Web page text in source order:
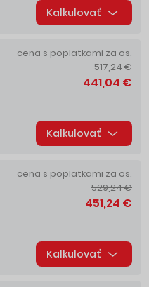
Kalkulovať
cena s poplatkami za os.
517,24 €
441,04 €
Kalkulovať
cena s poplatkami za os.
529,24 €
451,24 €
Kalkulovať